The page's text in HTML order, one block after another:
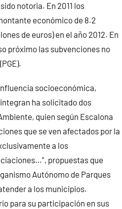
notoria. En 2011 los
económico de 8.2
de euros) en el año 2012. En
próximo las subvenciones no
socioeconómica,
ha solicitado dos
quien según Escalona
que se ven afectados por la
a los
propuestas que
Autónomo de Parques
a los municipios.
para su participación en sus